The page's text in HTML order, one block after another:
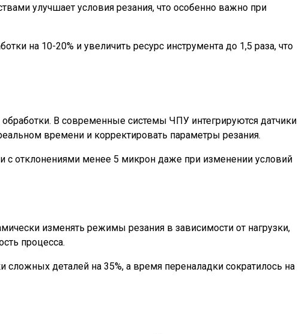
улучшает условия резания, что особенно важно при
на 10-20% и увеличить ресурс инструмента до 1,5 раза, что
В современные системы ЧПУ интегрируются датчики
времени и корректировать параметры резания.
с отклонениями менее 5 микрон даже при изменении условий
изменять режимы резания в зависимости от нагрузки,
процесса.
сложных деталей на 35%, а время переналадки сократилось на